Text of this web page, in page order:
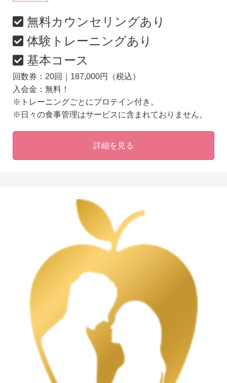
無料カウンセリングあり
体験トレーニングあり
基本コース
回数券：20回｜187,000円（税込）
入会金：無料！
※トレーニングごとにプロテイン付き。
※日々の食事管理はサービスに含まれておりません。
詳細を見る